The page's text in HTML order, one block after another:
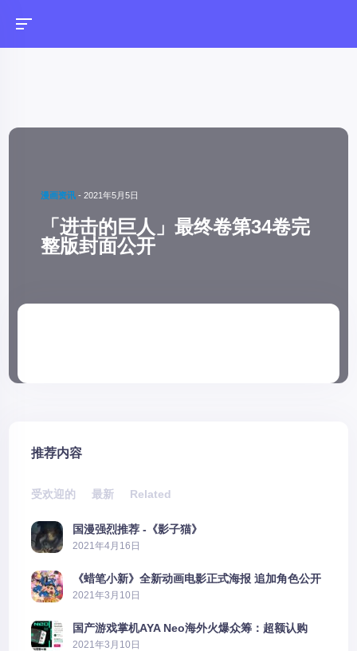
漫画资讯 -2021年5月5日
「进击的巨人」最终卷第34卷完
整版封面公开
推荐内容
受欢迎的 最新 Related
国漫强烈推荐 -《影子猫》
2021年4月16日
《蜡笔小新》全新动画电影正式海报 追加角色公开
2021年3月10日
国产游戏掌机AYA Neo海外火爆众筹：超额认购
2606%
2021年3月10日